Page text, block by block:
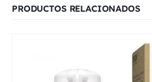
PRODUCTOS RELACIONADOS